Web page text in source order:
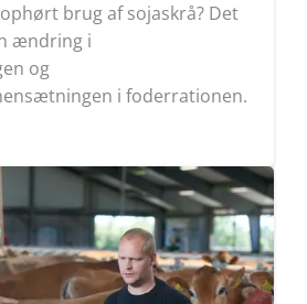
brug af sojaskrå? Det
ændring i
og
i foderrationen.